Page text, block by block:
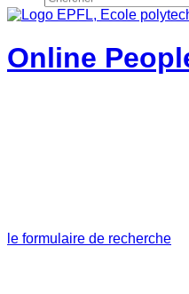
Online
le formulaire de recherche